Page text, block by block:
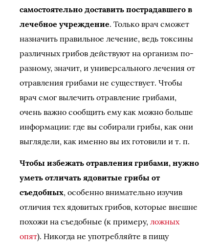
самостоятельно доставить пострадавшего в
лечебное учреждение. Только врач сможет
назначить правильное лечение, ведь токсины
различных грибов действуют на организм по-
разному, значит, и универсального лечения от
отравления грибами не существует. Чтобы
врач смог вылечить отравление грибами,
очень важно сообщить ему как можно больше
информации: где вы собирали грибы, как они
выглядели, как именно вы их готовили и т. п.
Чтобы избежать отравления грибами, нужно
уметь отличать ядовитые грибы от
съедобных, особенно внимательно изучив
отличия тех ядовитых грибов, которые внешне
похожи на съедобные (к примеру, ложных
опят). Никогда не употребляйте в пищу